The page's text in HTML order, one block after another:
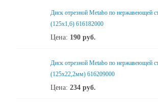
Диск отрезной Metabo по нержавеющей
(125x1,6) 616182000
Цена: 190 руб.
Диск отрезной Metabo по нержавеющей
(125х22,2мм) 616209000
Цена: 234 руб.